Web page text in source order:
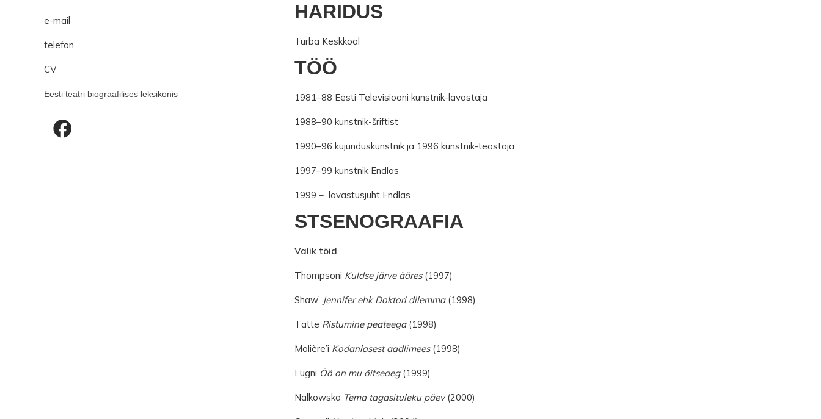
e-mail
telefon
CV
Eesti teatri biograafilises leksikonis
HARIDUS
Turba Keskkool
TÖÖ
1981–88 Eesti Televisiooni kunstnik-lavastaja
1988–90 kunstnik-šriftist
1990–96 kujunduskunstnik ja 1996 kunstnik-teostaja
1997–99 kunstnik Endlas
1999 – lavastusjuht Endlas
STSENOGRAAFIA
Valik töid
Thompsoni Kuldse järve ääres(1997)
Shaw’ Jennifer ehk Doktori dilemma(1998)
Tätte Ristumine peateega(1998)
Molière’i Kodanlasest aadlimees(1998)
Lugni Öö on mu õitseaeg(1999)
Nalkowska Tema tagasituleku päev(2000)